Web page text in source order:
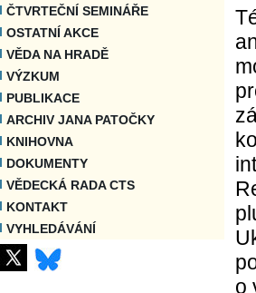
ČTVRTEČNÍ SEMINÁŘE
OSTATNÍ AKCE
VĚDA NA HRADĚ
VÝZKUM
PUBLIKACE
ARCHIV JANA PATOČKY
KNIHOVNA
DOKUMENTY
VĚDECKÁ RADA CTS
KONTAKT
VYHLEDÁVÁNÍ
o